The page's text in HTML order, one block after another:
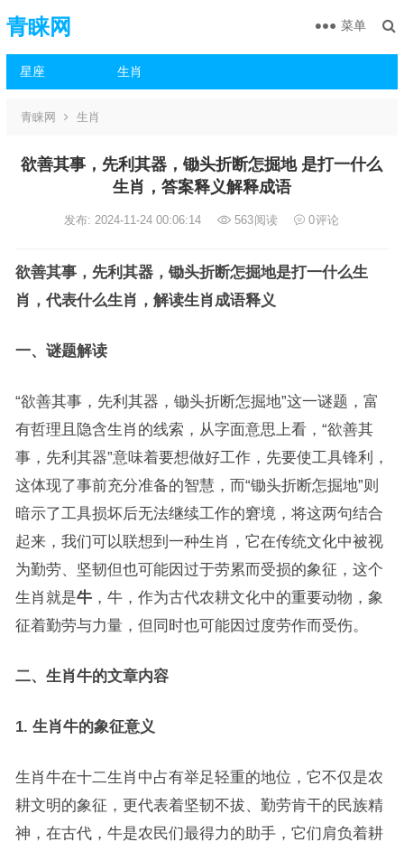
青睐网
星座 生肖
菜单
青睐网 生肖
欲善其事，先利其器，锄头折断怎掘地 是打一什么
生肖，答案释义解释成语
发布: 2024-11-24 00:06:14 563阅读 0评论
欲善其事，先利其器，锄头折断怎掘地是打一什么生
肖，代表什么生肖，解读生肖成语释义
一、谜题解读
“欲善其事，先利其器，锄头折断怎掘地”这一谜题，富
有哲理且隐含生肖的线索，从字面意思上看，“欲善其
事，先利其器”意味着要想做好工作，先要使工具锋利，
这体现了事前充分准备的智慧，而“锄头折断怎掘地”则
暗示了工具损坏后无法继续工作的窘境，将这两句结合
起来，我们可以联想到一种生肖，它在传统文化中被视
为勤劳、坚韧但也可能因过于劳累而受损的象征，这个
生肖就是牛，牛，作为古代农耕文化中的重要动物，象
征着勤劳与力量，但同时也可能因过度劳作而受伤。
二、生肖牛的文章内容
1. 生肖牛的象征意义
生肖牛在十二生肖中占有举足轻重的地位，它不仅是农
耕文明的象征，更代表着坚韧不拔、勤劳肯干的民族精
神，在古代，牛是农民们最得力的助手，它们肩负着耕